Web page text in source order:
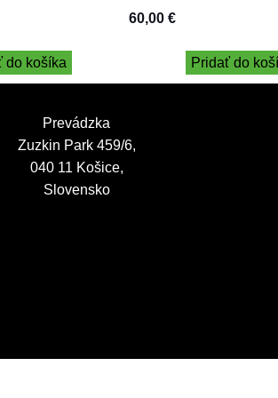
do košíka
60,00 €
Pridať do
Prevádzka
Zuzkin Park 459/6,
040 11 Košice,
Slovensko